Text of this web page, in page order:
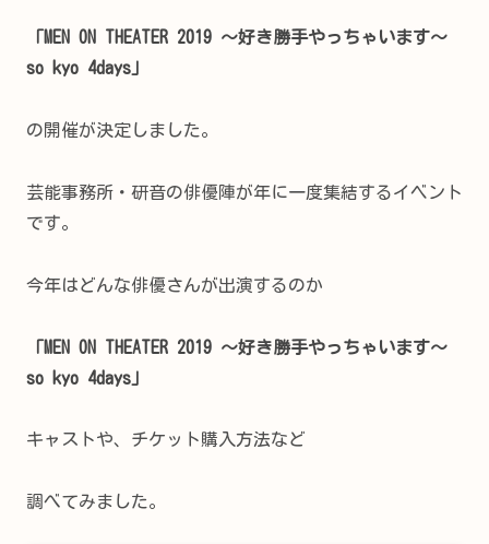
「MEN ON THEATER 2019 ～好き勝手やっちゃいます～
so kyo 4days」
の開催が決定しました。
芸能事務所・研音の俳優陣が年に一度集結するイベント
です。
今年はどんな俳優さんが出演するのか
「MEN ON THEATER 2019 ～好き勝手やっちゃいます～
so kyo 4days」
キャストや、チケット購入方法など
調べてみました。